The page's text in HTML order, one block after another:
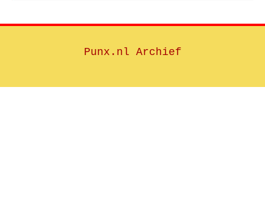
Punx.nl Archief